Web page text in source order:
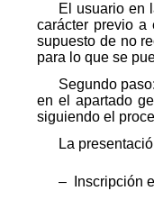
El usuario en
carácter previo a
supuesto de no
para lo que se
Segundo
en el apartado
siguiendo el
La
– Inscripción